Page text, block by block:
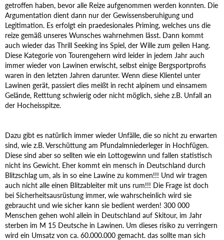
getroffen haben, bevor alle Reize aufgenommen werden konnten. Die
Argumentation dient dann nur der Gewissensberuhigung und
Legitimation. Es erfolgt ein praedesionales Priming, welches uns die
reize gemäß unseres Wunsches wahrnehmen lässt. Dann kommt
auch wieder das Thrill Seeking ins Spiel, der Wille zum geilen Hang.
Diese Kategorie von Tourengehern wird leider in jedem Jahr auch
immer wieder von Lawinen erwischt, selbst einige Bergsportprofis
waren in den letzten Jahren darunter. Wenn diese Klientel unter
Lawinen gerät, passiert dies meißt in recht alpinem und einsamem
Gelände, Retttung schwierig oder nicht möglich, siehe z.B. Unfall an
der Hocheisspitze.
Dazu gibt es natürlich immer wieder Unfälle, die so nicht zu erwarten
sind, wie z.B. Verschüttung am Pfundalmniederleger in Hochfügen.
Diese sind aber so sellten wie ein Lottogewinn und fallen statistisch
nicht ins Gewicht. Eher kommt ein mensch in Deutschland durch
Blitzschlag um, als in so eine Lawine zu kommen!!! Und wir tragen
auch nicht alle einen Blitzableiter mit uns rum!!! Die Frage ist doch
bei Sicherheitsausrüstung immer, wie wahrscheinlich wird sie
gebraucht und wie sicher kann sie bedient werden! 300 000
Menschen gehen wohl allein in Deutschland auf Skitour, im Jahr
sterben im M 15 Deutsche in Lawinen. Um dieses risiko zu verringern
wird ein Umsatz von ca. 60.000.000 gemacht. das sollte man sich